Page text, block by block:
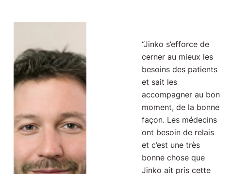
“Jinko s’efforce de
cerner au mieux les
besoins des patients
et sait les
accompagner au bon
moment, de la bonne
façon. Les médecins
ont besoin de relais
et c’est une très
bonne chose que
Jinko ait pris cette